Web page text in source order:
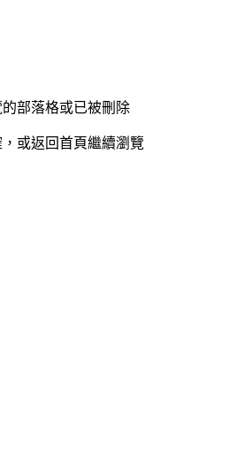
部落格或已被刪除
或返回首頁繼續瀏覽